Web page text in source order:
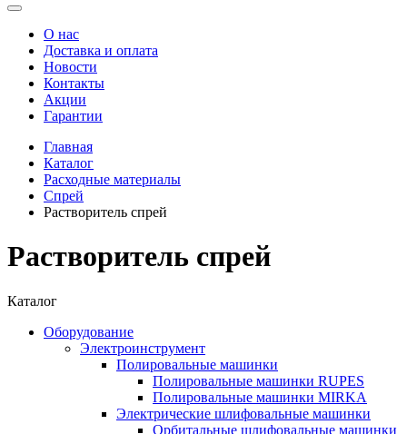
О нас
Доставка и оплата
Новости
Контакты
Акции
Гарантии
Главная
Каталог
Расходные материалы
Спрей
Растворитель спрей
Растворитель спрей
Каталог
Оборудование
Электроинструмент
Полировальные машинки
Полировальные машинки RUPES
Полировальные машинки MIRKA
Электрические шлифовальные машинки
Орбитальные шлифовальные машинки